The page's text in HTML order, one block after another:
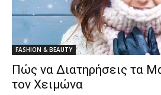
FASHION & BEAUTY
Πώς να Διατηρήσεις τα
τον Χειμώνα